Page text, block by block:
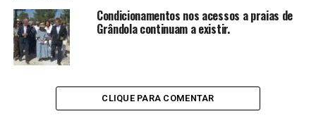
Condicionamentos nos acessos a praias de
Grândola continuam a existir.
CLIQUE PARA COMENTAR